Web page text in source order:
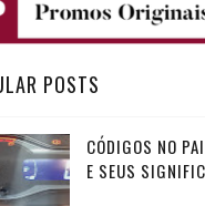
POSTS
CÓDIGOS NO
E SEUS